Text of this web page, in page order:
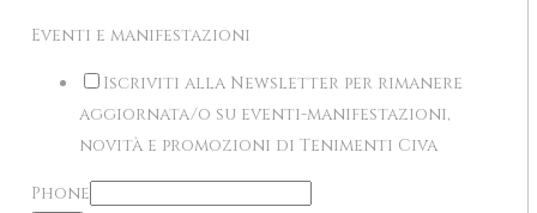
Eventi e manifestazioni
Iscriviti alla Newsletter per rimanere
aggiornata/o su eventi-manifestazioni,
novità e promozioni di Tenimenti Civa
Phone